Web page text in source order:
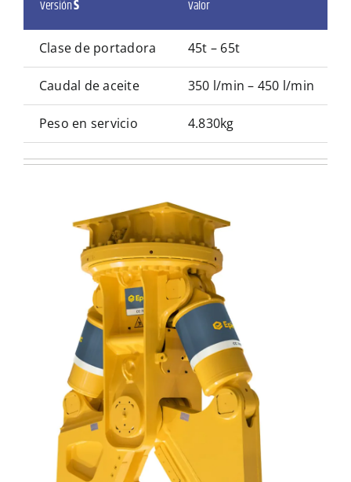
VersiónS Valor
Clase de portadora 45t – 65t
Caudal de aceite 350 l/min – 450 l/min
Peso en servicio 4.830kg